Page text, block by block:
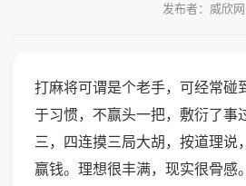
发布者：威欣网
打麻将可谓是个老手，可经常碰
于习惯，不赢头一把，敷衍了事
三，四连摸三局大胡，按道理说
赢钱。理想很丰满，现实很骨感